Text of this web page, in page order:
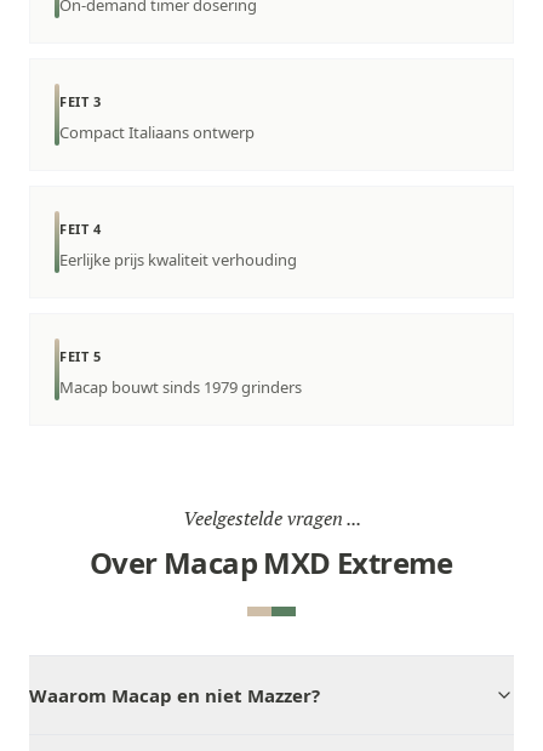
On-demand timer dosering
FEIT 3
Compact Italiaans ontwerp
FEIT 4
Eerlijke prijs kwaliteit verhouding
FEIT 5
Macap bouwt sinds 1979 grinders
Veelgestelde vragen ...
Over Macap MXD Extreme
Waarom Macap en niet Mazzer?